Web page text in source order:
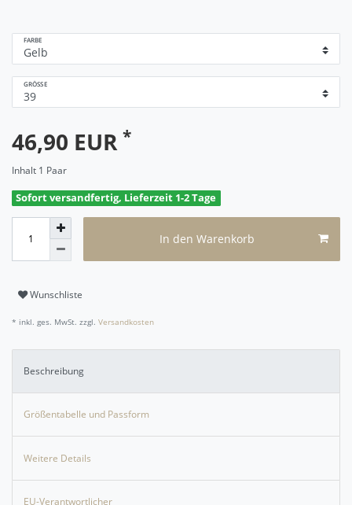
FARBE
GRÖSSE
46,90 EUR *
Inhalt 1 Paar
Sofort versandfertig, Lieferzeit 1-2 Tage
In den Warenkorb
Wunschliste
* inkl. ges. MwSt. zzgl. Versandkosten
Beschreibung
Größentabelle und Passform
Weitere Details
EU-Verantwortlicher